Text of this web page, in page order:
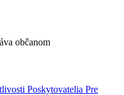
občanom
Poskytovatelia Pre